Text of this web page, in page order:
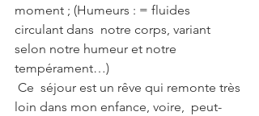
moment ; (Humeurs : = fluides
circulant dans  notre corps, variant
selon notre humeur et notre
tempérament…)
loin dans mon enfance, voire,  peut-